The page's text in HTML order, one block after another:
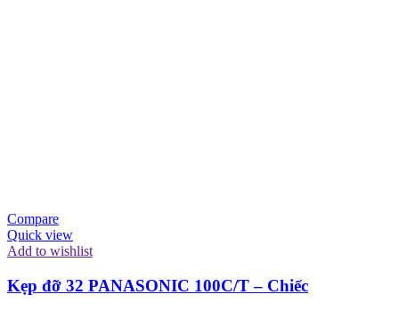
Compare
Quick view
Add to wishlist
Kẹp đỡ 32 PANASONIC 100C/T – Chiếc